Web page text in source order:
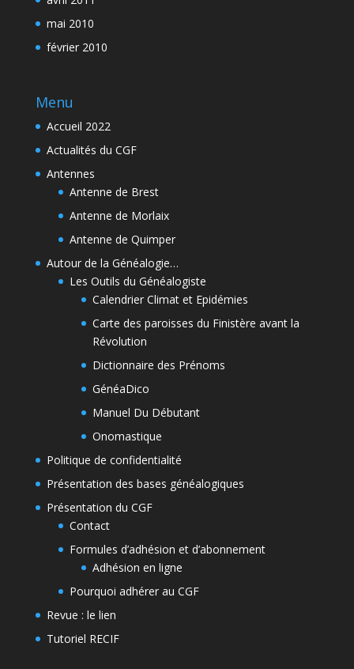
mai 2010
février 2010
Menu
Accueil 2022
Actualités du CGF
Antennes
Antenne de Brest
Antenne de Morlaix
Antenne de Quimper
Autour de la Généalogie…
Les Outils du Généalogiste
Calendrier Climat et Epidémies
Carte des paroisses du Finistère avant la
Révolution
Dictionnaire des Prénoms
GénéaDico
Manuel Du Débutant
Onomastique
Politique de confidentialité
Présentation des bases généalogiques
Présentation du CGF
Contact
Formules d’adhésion et d’abonnement
Adhésion en ligne
Pourquoi adhérer au CGF
Revue : le lien
Tutoriel RECIF